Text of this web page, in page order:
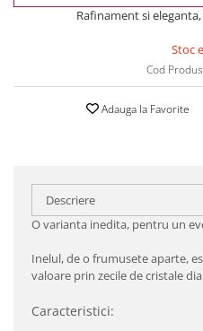
Rafinament si
Stoc
Cod
Adauga la Favorite
Descriere
O varianta inedita, pentru un
Inelul, de o frumusete aparte,
valoare prin zecile de cristale
Caracteristici: